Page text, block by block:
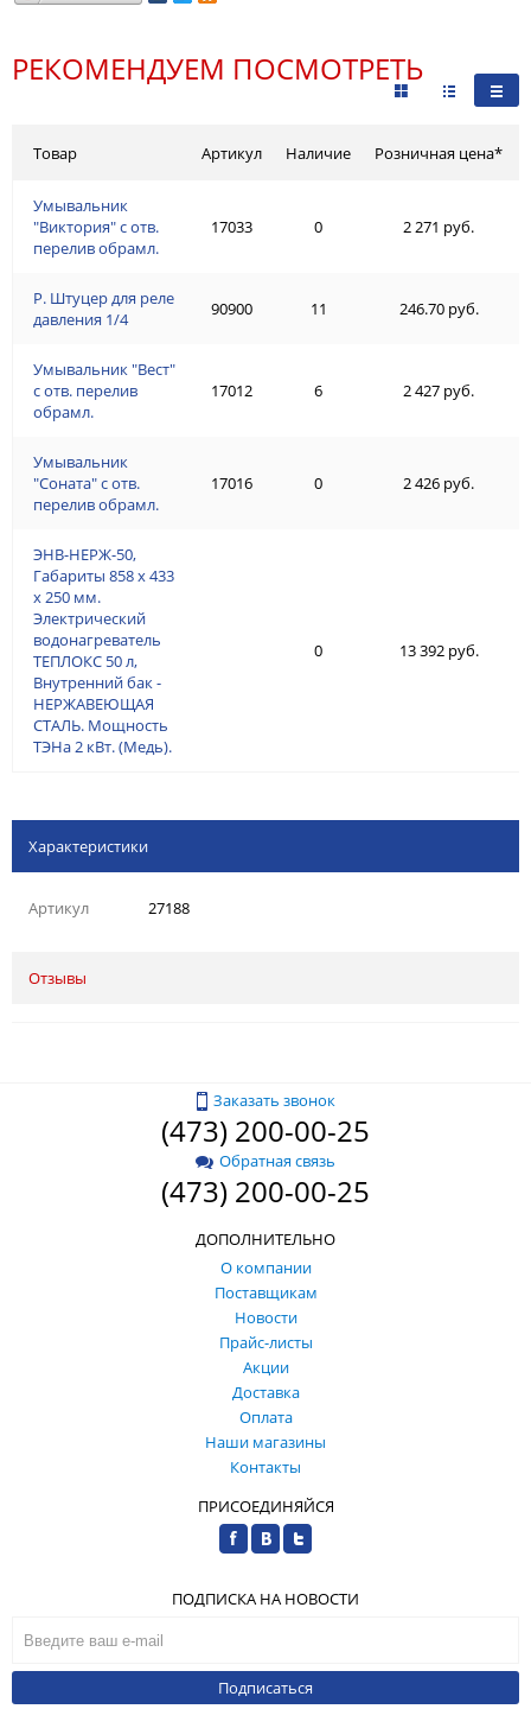
РЕКОМЕНДУЕМ ПОСМОТРЕТЬ
Товар
Умывальник
"Виктория" с отв.
перелив обрамл.
Р. Штуцер для реле
давления 1/4
Умывальник "Вест"
с отв. перелив
обрамл.
Умывальник
"Соната" с отв.
перелив обрамл.
ЭНВ-НЕРЖ-50,
Габариты 858 х 433
х 250 мм.
Электрический
водонагреватель
ТЕПЛОКС 50 л,
Внутренний бак -
НЕРЖАВЕЮЩАЯ
СТАЛЬ. Мощность
ТЭНа 2 кВт. (Медь).
Артикул Наличие Розничная цена*
17033 0 2 271 руб.
90900 11 246.70 руб.
17012 6 2 427 руб.
17016 0 2 426 руб.
0 13 392 руб.
Характеристики
Артикул 27188
Отзывы
Заказать звонок
(473) 200-00-25
Обратная связь
(473) 200-00-25
ДОПОЛНИТЕЛЬНО
О компании
Поставщикам
Новости
Прайс-листы
Акции
Доставка
Оплата
Наши магазины
Контакты
ПРИСОЕДИНЯЙСЯ
ПОДПИСКА НА НОВОСТИ
Подписаться